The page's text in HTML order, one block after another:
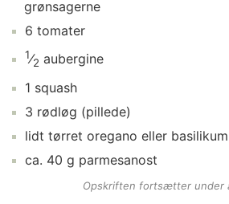
grønsagerne
6 tomater
1⁄2 aubergine
1 squash
3 rødløg (pillede)
lidt tørret oregano eller basilikum
ca. 40 g parmesanost
Opskriften fortsætter under